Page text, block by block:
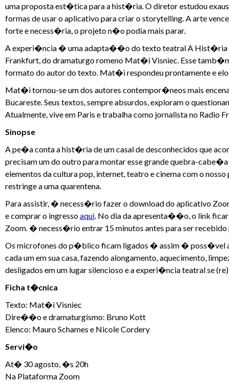
uma proposta est�tica para a hist�ria. O diretor estudou
formas de usar o aplicativo para criar o storytelling. A arte
forte e necess�ria, o projeto n�o podia mais parar.
A experi�ncia � uma adapta��o do texto teatral A Hist�ria
Frankfurt, do dramaturgo romeno Mat�i Visniec. Esse
formato do autor do texto. Mat�i respondeu prontamente e
Mat�i tornou-se um dos autores contempor�neos mais
Bucareste. Seus textos, sempre absurdos, exploram o
Atualmente, vive em Paris e trabalha como jornalista no Radio
Sinopse
A pe�a conta a hist�ria de um casal de desconhecidos que
precisam um do outro para montar esse grande quebra-
elementos da cultura pop, internet, teatro e cinema com o
restringe a uma quarentena.
Para assistir, � necess�rio fazer o download do aplicativo
e comprar o ingressoaqui. No dia da apresenta��o, o link
Zoom. � necess�rio entrar 15 minutos antes para ser
Os microfones do p�blico ficam ligados � assim � poss�vel
cada um em sua casa, fazendo alongamento, aquecimento,
desligados em um lugar silencioso e a experi�ncia teatral se
Ficha t�cnica
Texto: Mat�i Visniec
Dire��o e dramaturgismo: Bruno Kott
Elenco: Mauro Schames e Nicole Cordery
Servi�o
At� 30 agosto, �s 20h
Na Plataforma Zoom